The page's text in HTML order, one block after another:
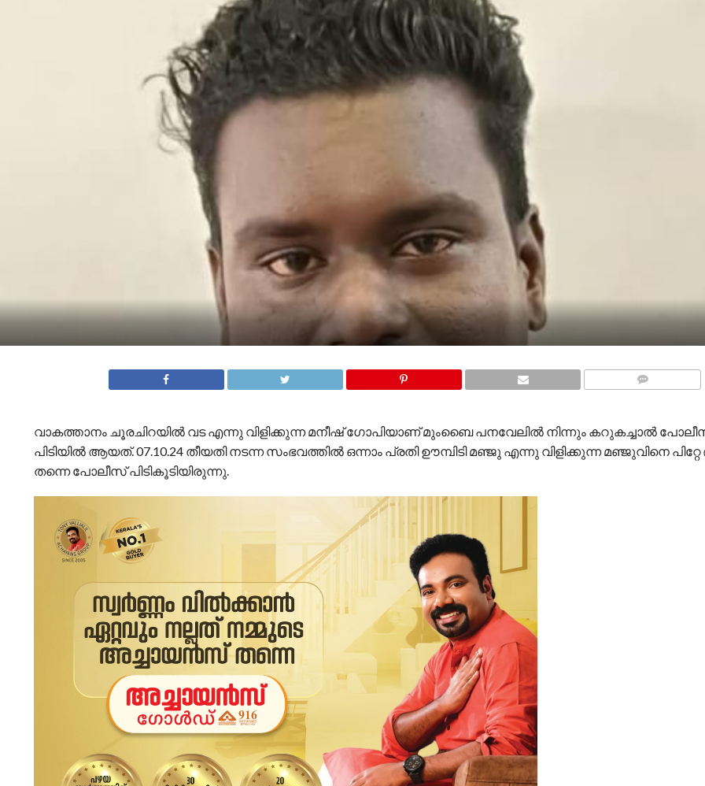
വാകത്താനം ചൂരചിറയിൽ വട എന്നു വിളിക്കുന്ന മനീഷ് ഗോപിയാണ് മുംബൈ പനവേലിൽ നിന്നും കറുകച്ചാൽ
പിടിയിൽ ആയത്. 07.10.24 തീയതി നടന്ന സംഭവത്തിൽ ഒന്നാം പ്രതി ഊമ്പിടി മഞ്ജു എന്നു വിളിക്കുന്ന മഞ്ജുവിനെ പിറ്റേ
തന്നെ പോലീസ് പിടികൂടിയിരുന്നു.